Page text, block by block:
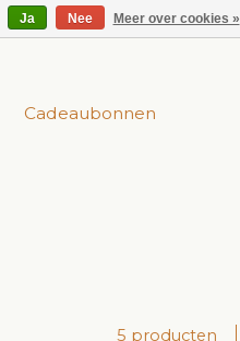
Cadeaubonnen
5 producten
Ja Nee Meer over cookies »